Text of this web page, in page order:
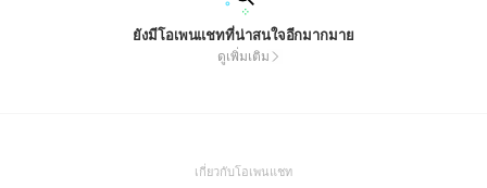
ยังมีโอเพนแชทที่น่าสนใจอีกมากมาย
ดูเพิ่มเติม
เกี่ยวกับโอเพนแชท(Open